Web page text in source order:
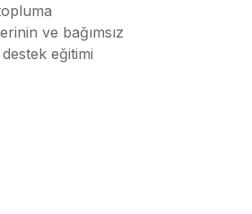
ve bağımsız
eğitimi